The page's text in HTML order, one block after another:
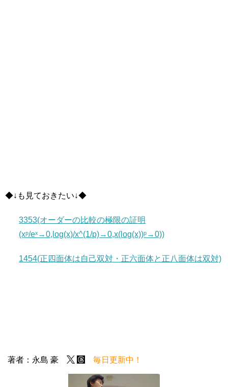
◆↓も見ておきたい↓◆
3353(オーダーの比較の極限の証明
(xᵖ/eˣ→0,log(x)/x^(1/p)→0,x(log(x))ᵖ→0))
1454(正四面体は自己双対・正六面体と正八面体は双対)
著者：永島 豪 毎日更新中！